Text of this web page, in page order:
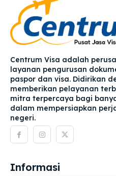
Centrum Visa adalah
layanan pengurusan
paspor dan visa. Didirikan
memberikan pelayanan
mitra terpercaya bagi
dalam mempersiapkan
negeri.
Informasi